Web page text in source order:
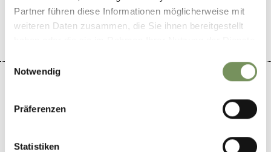
Partner führen diese Informationen möglicherweise mit
weiteren Daten zusammen, die Sie ihnen bereitgestellt
Einwilligungsauswahl
Notwendig
Präferenzen
Statistiken
−